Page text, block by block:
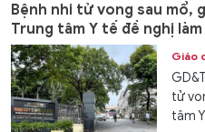
Bệnh nhi tử vong sau mổ,
Trung tâm Y tế đề nghị
Giáo
tử
tâm